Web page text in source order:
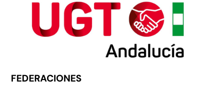
FEDERACIONES